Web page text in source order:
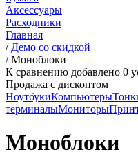
Аксессуары
Расходники
Главная
/ Демо со скидкой
/Моноблоки
К сравнению добавлено 0
Продажа с дисконтом
НоутбукиКомпьютеры
терминалыМониторы
Моноблоки